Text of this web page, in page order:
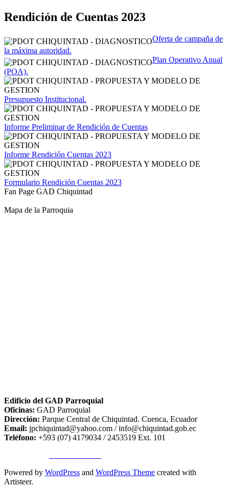
Rendición de Cuentas 2023
Oferta de campaña de
la máxima autoridad.
Plan Operativo Anual
(POA).
Presupuesto Institucional.
Informe Preliminar de Rendición de Cuentas
Informe Rendición Cuentas 2023
Formulario Rendición Cuentas 2023
Fan Page GAD Chiquintad
Mapa de la Parroquia
Edificio del GAD Parroquial
Oficinas: GAD Parroquial
Dirección: Parque Central de Chiquintad. Cuenca, Ecuador
Email: jpchiquintad@yahoo.com / info@chiquintad.gob.ec
Teléfono: +593 (07) 4179034 / 2453519 Ext. 101
Powered by WordPress and WordPress Theme created with
Artisteer.